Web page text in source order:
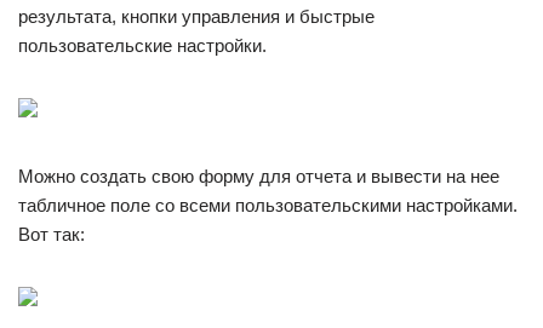
результата, кнопки управления и быстрые
пользовательские настройки.
Можно создать свою форму для отчета и вывести на нее
табличное поле со всеми пользовательскими настройками.
Вот так: